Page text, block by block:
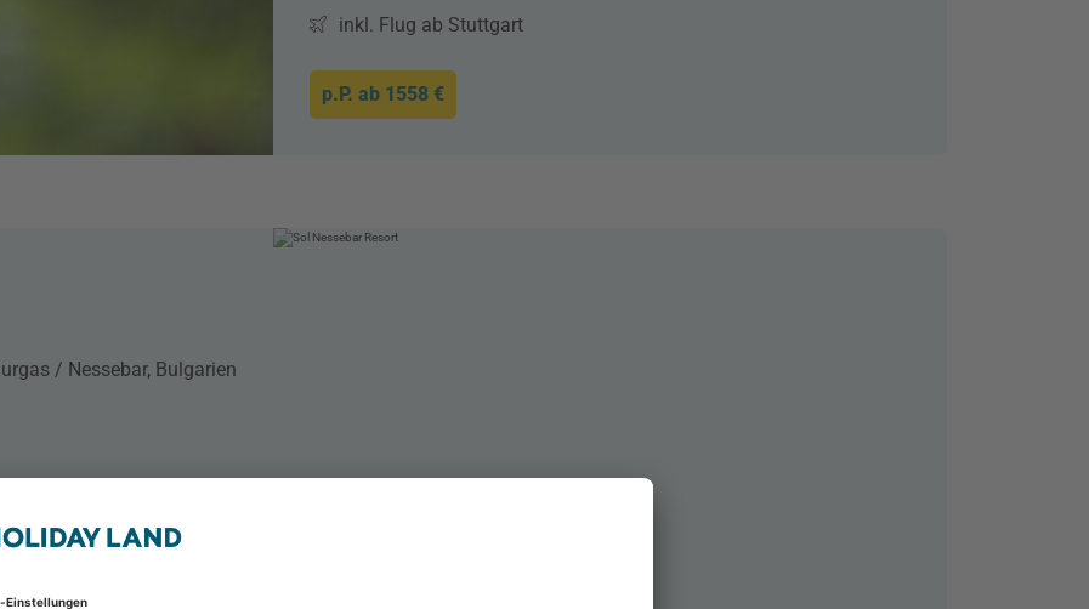
inkl. Flug ab Stuttgart
p.P. ab 1558 €
/ Nessebar, Bulgarien